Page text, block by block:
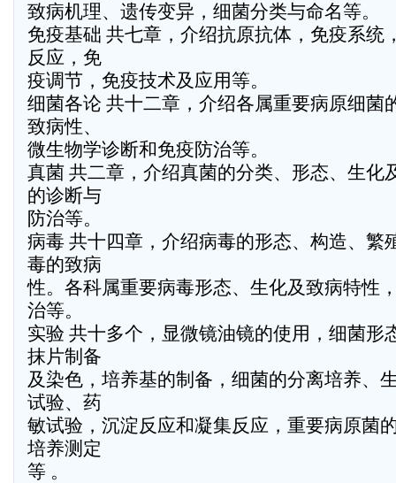
致病机理、遗传变异，细菌分类与命名等。
免疫基础 共七章，介绍抗原抗体，免疫系统
反应，免
疫调节，免疫技术及应用等。
细菌各论 共十二章，介绍各属重要病原细菌
致病性、
微生物学诊断和免疫防治等。
真菌 共二章，介绍真菌的分类、形态、生化
的诊断与
防治等。
病毒 共十四章，介绍病毒的形态、构造、繁
毒的致病
性。各科属重要病毒形态、生化及致病特性
治等。
实验 共十多个，显微镜油镜的使用，细菌形
抹片制备
及染色，培养基的制备，细菌的分离培养、
试验、药
敏试验，沉淀反应和凝集反应，重要病原菌
培养测定
等 。